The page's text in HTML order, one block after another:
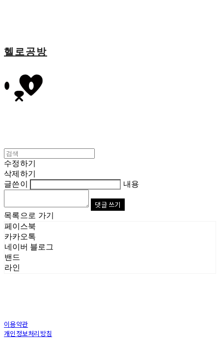
헬로공방
수정하기
삭제하기
글쓴이
내용
댓글 쓰기
목록으로 가기
페이스북
카카오톡
네이버 블로그
밴드
라인
이용약관
개인정보처리방침